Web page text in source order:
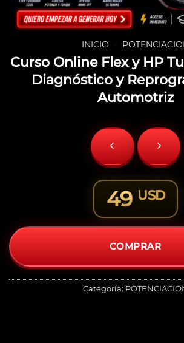
INICIO
Curso Online Flex y HP
Diagnóstico y
Automotriz
49 USD
COMPRAR
Categoría: